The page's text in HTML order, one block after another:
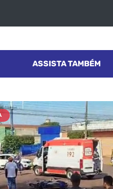
ASSISTA TAMBÉM